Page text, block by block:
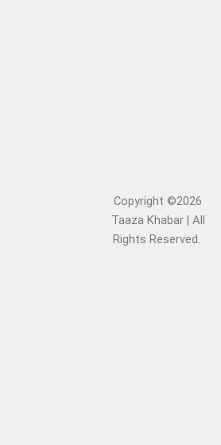
Copyright ©2026
Taaza Khabar | All
Rights Reserved.​